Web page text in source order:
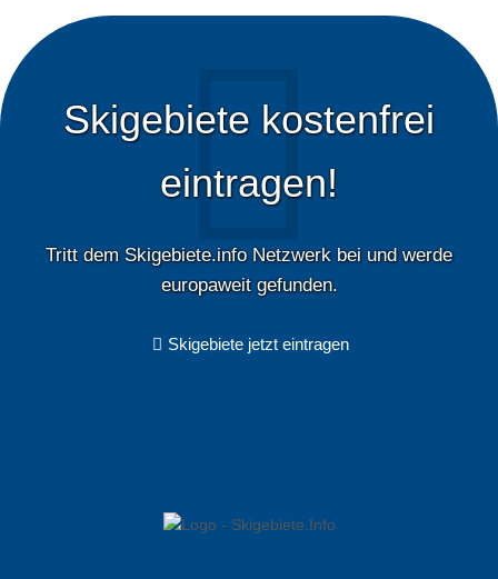
Skigebiete kostenfrei
eintragen!
Tritt dem Skigebiete.info Netzwerk bei und werde
europaweit gefunden.
Skigebiete jetzt eintragen